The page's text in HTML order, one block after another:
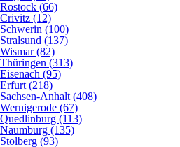
Rostock (66)
Crivitz (12)
Schwerin (100)
Stralsund (137)
Wismar (82)
Thüringen (313)
Eisenach (95)
Erfurt (218)
Sachsen-Anhalt (408)
Wernigerode (67)
Quedlinburg (113)
Naumburg (135)
Stolberg (93)